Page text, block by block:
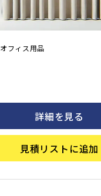
オフィス用品
詳細を見る
見積リストに追加